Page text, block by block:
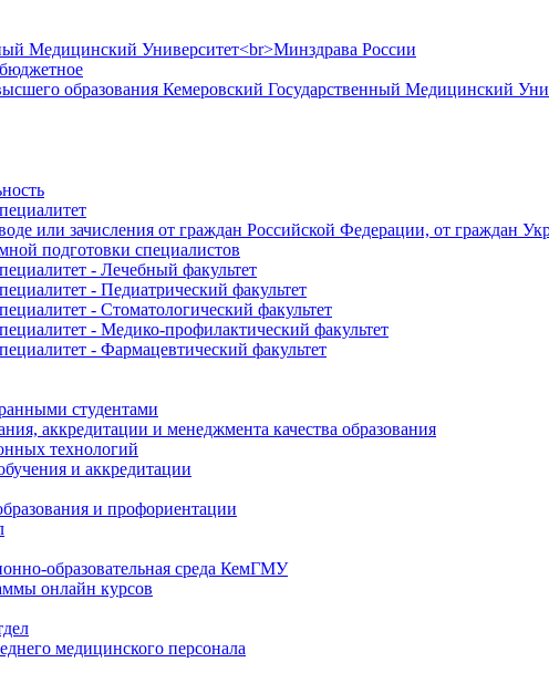
образования Кемеровский Государственный Медицинский
или зачисления от граждан Российской Федерации, от граждан
подготовки специалистов
- Лечебный факультет
- Педиатрический факультет
- Стоматологический факультет
- Медико-профилактический факультет
- Фармацевтический факультет
студентами
аккредитации и менеджмента качества образования
технологий
и аккредитации
и профориентации
образовательная среда КемГМУ
онлайн курсов
медицинского персонала